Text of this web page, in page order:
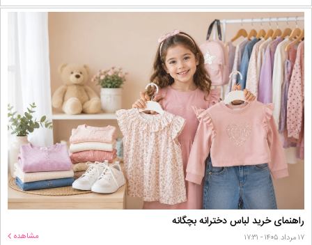
راهنمای خرید لباس دخترانه بچگانه
۱۷ مرداد ۱۴۰۵ - ۱۷:۳۱ مشاهده